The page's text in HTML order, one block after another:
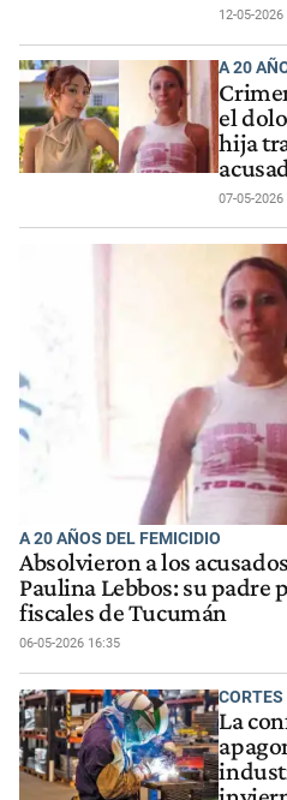
12-05-
A 20
el
hija
07-05-2026
A 20 AÑOS DEL FEMICIDIO
Absolvieron a los
Paulina Lebbos: su padre
fiscales de Tucumán
06-05-2026 16:35
La